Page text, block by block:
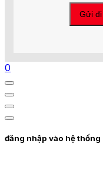
0
đăng nhập vào hệ thống